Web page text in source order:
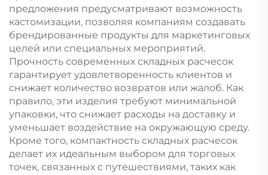
предложения предусматривают возможность
кастомизации, позволяя компаниям создавать
брендированные продукты для маркетинговых
целей или специальных мероприятий.
Прочность современных складных расчесок
гарантирует удовлетворенность клиентов и
снижает количество возвратов или жалоб. Как
правило, эти изделия требуют минимальной
упаковки, что снижает расходы на доставку и
уменьшает воздействие на окружающую среду.
Кроме того, компактность складных расчесок
делает их идеальным выбором для торговых
точек, связанных с путешествиями, таких как